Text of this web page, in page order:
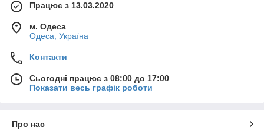
Працює з 13.03.2020
м. Одеса
Одеса, Україна
Контакти
Сьогодні працює з 08:00 до 17:00
Показати весь графік роботи
Про нас